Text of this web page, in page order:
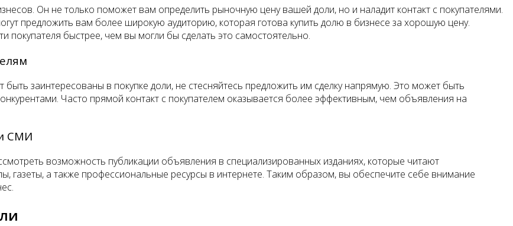
Он не только поможет вам определить рыночную цену вашей доли, но и наладит контакт с покупателями.
предложить вам более широкую аудиторию, которая готова купить долю в бизнесе за хорошую цену.
покупателя быстрее, чем вы могли бы сделать это самостоятельно.
заинтересованы в покупке доли, не стесняйтесь предложить им сделку напрямую. Это может быть
Часто прямой контакт с покупателем оказывается более эффективным, чем объявления на
СМИ
возможность публикации объявления в специализированных изданиях, которые читают
газеты, а также профессиональные ресурсы в интернете. Таким образом, вы обеспечите себе внимание